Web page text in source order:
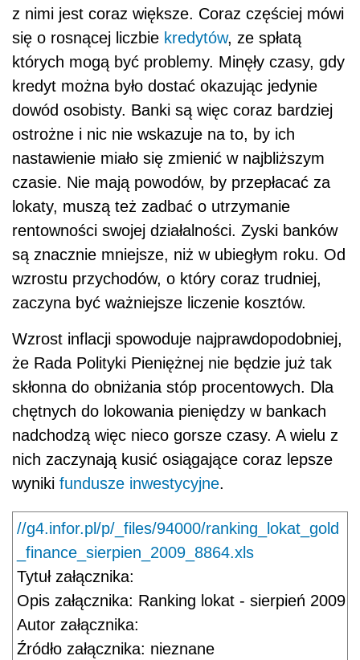
z nimi jest coraz większe. Coraz częściej mówi
się o rosnącej liczbie kredytów, ze spłatą
których mogą być problemy. Minęły czasy, gdy
kredyt można było dostać okazując jedynie
dowód osobisty. Banki są więc coraz bardziej
ostrożne i nic nie wskazuje na to, by ich
nastawienie miało się zmienić w najbliższym
czasie. Nie mają powodów, by przepłacać za
lokaty, muszą też zadbać o utrzymanie
rentowności swojej działalności. Zyski banków
są znacznie mniejsze, niż w ubiegłym roku. Od
wzrostu przychodów, o który coraz trudniej,
zaczyna być ważniejsze liczenie kosztów.
Wzrost inflacji spowoduje najprawdopodobniej,
że Rada Polityki Pieniężnej nie będzie już tak
skłonna do obniżania stóp procentowych. Dla
chętnych do lokowania pieniędzy w bankach
nadchodzą więc nieco gorsze czasy. A wielu z
nich zaczynają kusić osiągające coraz lepsze
wyniki fundusze inwestycyjne.
//g4.infor.pl/p/_files/94000/ranking_lokat_gold
_finance_sierpien_2009_8864.xls
Tytuł załącznika:
Opis załącznika: Ranking lokat - sierpień 2009
Autor załącznika:
Źródło załącznika: nieznane